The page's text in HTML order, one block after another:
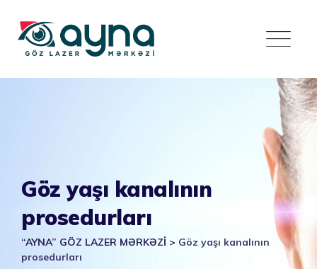
content
Göz yaşı kanalının
prosedurları
“AYNA” GÖZ LAZER MƏRKƏZİ > Göz yaşı kanalının
prosedurları